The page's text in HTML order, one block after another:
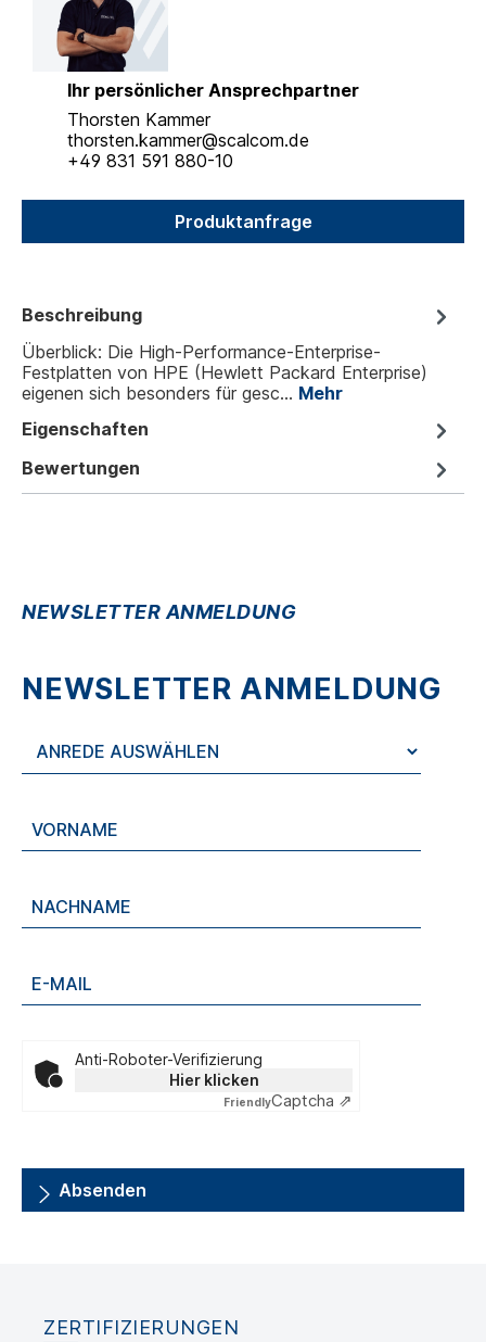
Ihr persönlicher Ansprechpartner
Thorsten Kammer
thorsten.kammer@scalcom.de
+49 831 591 880-10
Produktanfrage
Beschreibung
Überblick: Die High-Performance-Enterprise-
Festplatten von HPE (Hewlett Packard Enterprise)
eigenen sich besonders für gesc… Mehr
Eigenschaften
Bewertungen
NEWSLETTER ANMELDUNG
NEWSLETTER ANMELDUNG
Anti-Roboter-Verifizierung
Hier klicken
FriendlyCaptcha ⇗
Absenden
ZERTIFIZIERUNGEN